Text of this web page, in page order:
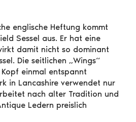
englische Heftung kommt
Sessel aus. Er hat eine
damit nicht so dominant
Die seitlichen „Wings“
einmal entspannt
in Lancashire verwendet nur
nach alter Tradition und
Ledern preislich